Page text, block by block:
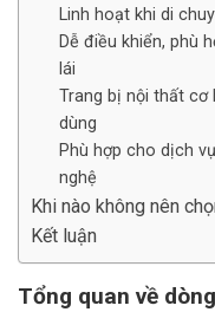
Linh hoạt khi di
Dễ điều khiển, phù
lái
Trang bị nội thất cơ
dùng
Phù hợp cho dịch
nghệ
Khi nào không nên
Kết luận
Tổng quan về